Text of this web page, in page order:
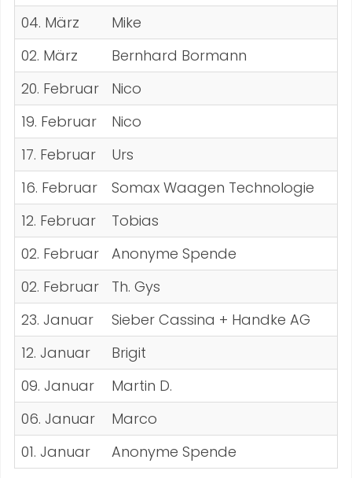
04. März
Mike
02. März
Bernhard Bormann
20. Februar
Nico
19. Februar
Nico
17. Februar
Urs
16. Februar
Somax Waagen Technologie
12. Februar
Tobias
02. Februar
Anonyme Spende
02. Februar
Th. Gys
23. Januar
Sieber Cassina + Handke AG
12. Januar
Brigit
09. Januar
Martin D.
06. Januar
Marco
01. Januar
Anonyme Spende